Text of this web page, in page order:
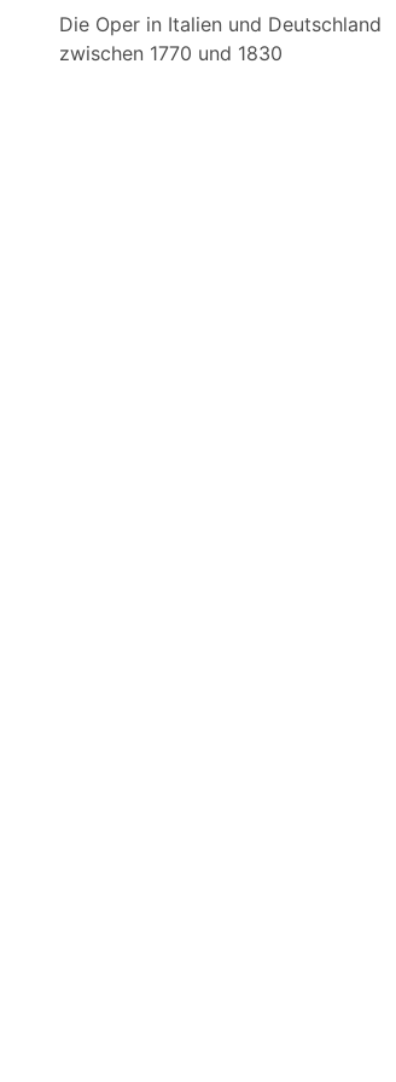
Die Oper in Italien und Deutschland
zwischen 1770 und 1830